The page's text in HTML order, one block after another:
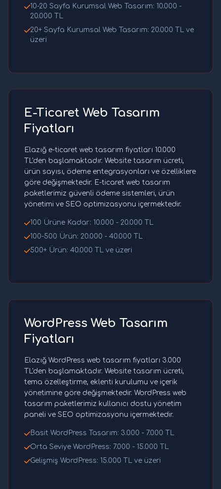
10-20 Sayfa Kurumsal Web Tasarım: 10.000 -
20.000 TL
20+ Sayfa Kurumsal Web Tasarım: 20.000 TL ve
üzeri
E-Ticaret Web Tasarım
Fiyatları
Elazığ e-ticaret web tasarım fiyatları 10.000
TL'den başlamaktadır. Website tasarım ücreti,
ürün sayısı, ödeme entegrasyonları ve özelliklere
göre değişmektedir. E-ticaret web tasarım
paketlerimiz güvenli ödeme sistemleri, ürün
yönetimi ve SEO optimizasyonu içermektedir.
100 Ürüne Kadar: 10.000 - 20.000 TL
100-500 Ürün: 20.000 - 40.000 TL
500+ Ürün: 40.000 TL ve üzeri
WordPress Web Tasarım
Fiyatları
Elazığ WordPress web tasarım fiyatları 3.000
TL'den başlamaktadır. Website tasarım ücreti,
tema özelleştirme, eklenti kurulumu ve içerik
yönetimine göre değişmektedir. WordPress web
tasarım paketlerimiz kullanıcı dostu yönetim
paneli ve SEO optimizasyonu içermektedir.
Basit WordPress Tasarım: 3.000 - 7.000 TL
Orta Seviye WordPress: 7.000 - 15.000 TL
Gelişmiş WordPress: 15.000 TL ve üzeri